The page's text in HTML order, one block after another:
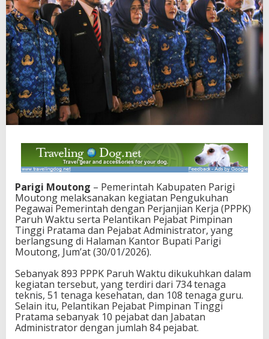
a
n
P
P
P
t
P
a
r
g
i
M
o
u
t
o
n
g
T
e
g
a
s
Parigi Moutong – Pemerintah Kabupaten Parigi
Moutong melaksanakan kegiatan Pengukuhan
Pegawai Pemerintah dengan Perjanjian Kerja (PPPK)
Paruh Waktu serta Pelantikan Pejabat Pimpinan
Tinggi Pratama dan Pejabat Administrator, yang
berlangsung di Halaman Kantor Bupati Parigi
Moutong, Jum’at (30/01/2026).
Sebanyak 893 PPPK Paruh Waktu dikukuhkan dalam
kegiatan tersebut, yang terdiri dari 734 tenaga
teknis, 51 tenaga kesehatan, dan 108 tenaga guru.
Selain itu, Pelantikan Pejabat Pimpinan Tinggi
Pratama sebanyak 10 pejabat dan Jabatan
Administrator dengan jumlah 84 pejabat.